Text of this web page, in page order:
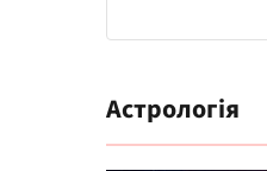
Астрологія